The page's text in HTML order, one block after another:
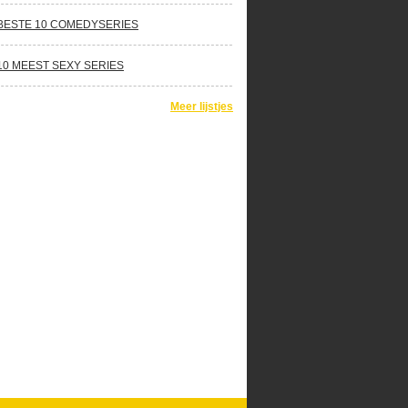
10 COMEDYSERIES
MEEST SEXY SERIES
Meer lijstjes